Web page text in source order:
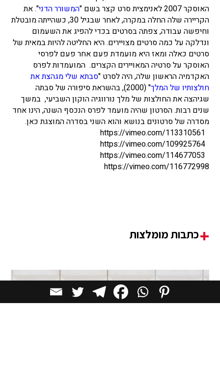
האוסקר 2007 לאנימצית סרט קצר בשם "
המשורר הדני". את
הקריירה שלה החלה במקרה, לאחר שבגיל 30, כשהייתה מובטלת
וחיפשה עבודה, צפתה בסרטים בכדי להפיג את השעמום
ונדלקה על כמה סרטים מצויירים. היא החליטה להיות במאית של
סרטים כאלה ומאז היא מועמדת פעם אחר פעם לפרסי
האוסקר על סרטיה המאויירים הקצרים.המועמדות לפרס
האקדמיה הראשון שלה, היה לסרט "סבתא שלי מגהצת את
חולצותיו של המלך
" (2000), בהשראת סיפורה של סבתה
שגיהצה את החולצות של מלך נורווגיה הוקון השביעי, במשך
שנים רבות. הסרטון שהיה מועמד לפרס הנכסף השנה, הינו אחד
מסדרה של סרטונים בנושא והוא השני בסדרה המוצגת כאן.
https://vimeo.com/113310561
https://vimeo.com/109925764
https://vimeo.com/114677053
https://vimeo.com/116772998
כתבות מומלצות